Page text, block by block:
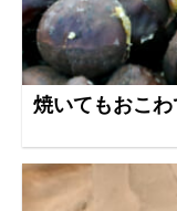
焼いてもおこ